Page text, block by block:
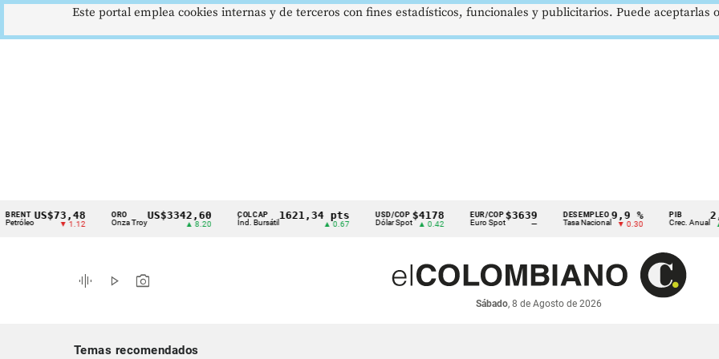
Cintillo
indicadores
económicos
▼ 1.12
ORO
Onza Troy
US$3342,60 COLCAP
Índ. Bursátil
1621,34 pts USD/COP
Dólar Spot
$4178
▲ 0.42
EUR/COP
Euro Spot
$3639
—
DESEMPLEO
Tasa Nacional
9,9 %
▼ 0.30
PIB
Crec. Anual
2,8 %
▲ 0.10
graphic_eq play_arrow photo_camera
Sábado, 8 de Agosto de 2026
Temas recomendados
Este portal emplea cookies internas y de terceros con fines estadísticos, funcionales y publicitarios. Puede aceptarlas